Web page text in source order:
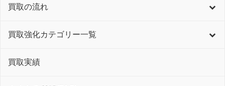
買取の流れ
買取強化カテゴリー一覧
買取実績